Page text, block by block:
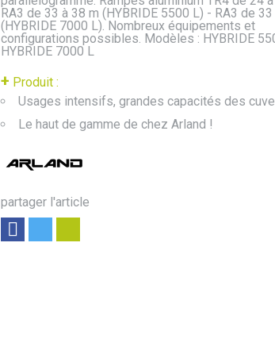
+ Produit :
Usages intensifs, grandes capacités des
Le haut de gamme de chez Arland !
partager l'article
RA3 de 33 à 38 m (HYBRIDE 5500 L) - RA3 de
(HYBRIDE 7000 L). Nombreux équipements et
configurations possibles. Modèles : HYBRIDE
HYBRIDE 7000 L